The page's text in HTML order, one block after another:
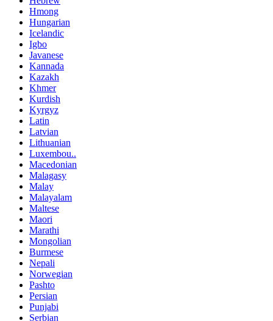
Hmong
Hungarian
Icelandic
Igbo
Javanese
Kannada
Kazakh
Khmer
Kurdish
Kyrgyz
Latin
Latvian
Lithuanian
Luxembou..
Macedonian
Malagasy
Malay
Malayalam
Maltese
Maori
Marathi
Mongolian
Burmese
Nepali
Norwegian
Pashto
Persian
Punjabi
Serbian